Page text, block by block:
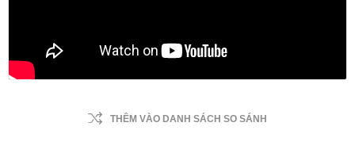
THÊM VÀO DANH SÁCH SO SÁNH